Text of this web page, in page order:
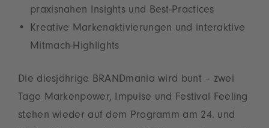
praxisnahen Insights und Best-Practices
Kreative Markenaktivierungen und interaktive
Mitmach-Highlights
Die diesjährige BRANDmania wird bunt – zwei
Tage Markenpower, Impulse und Festival Feeling
stehen wieder auf dem Programm am 24. und